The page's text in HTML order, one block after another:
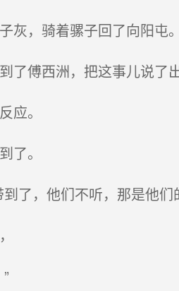
，骑着骡子回了向阳屯。
傅西洲，把这事儿说了出
应。
了。
了，他们不听，那是他